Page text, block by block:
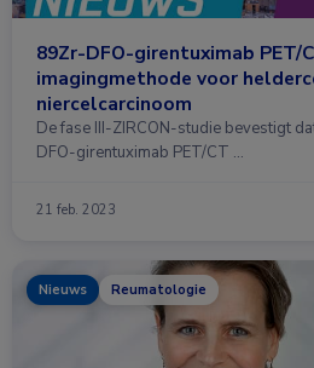
89Zr-DFO-girentuximab PET/
imagingmethode voor
niercelcarcinoom
De fase III-ZIRCON-studie bevestigt
DFO-girentuximab PET/CT …
21 feb. 2023
Nieuws Reumatologie